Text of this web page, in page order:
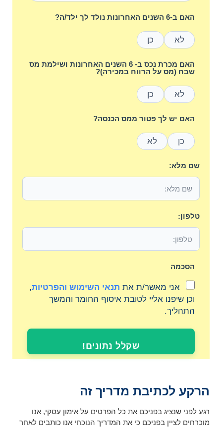
האם ב-6 השנים האחרונות נולד לך ילד/ה?
לא כן
האם מכרת נכס ב- 6 השנים האחרונות ושילמת מס
שבח (מס על הרווח במכירה)?
לא כן
האם יש לך פטור ממס הכנסה?
כן לא
שם מלא:
טלפון:
הסכמה
אני מאשר/ת את תנאי השימוש והפרטיות,
וכן שיפנו אליי לטובת איסוף החומר והמשך
התהליך.
שקלל נתונים!
הרקע לכתיבת מדריך זה
רגע לפני שנציג בפניכם את כל הפרטים על אימון עסקי, אנו
מוכרחים לציין בפניכם כי את המדריך הנוכחי אנו כותבים לאחר